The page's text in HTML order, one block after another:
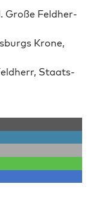
Große Feld­her­
Kro­ne,
Staats­